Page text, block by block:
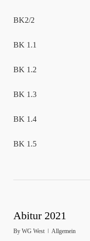
BK2/2
BK 1.1
BK 1.2
BK 1.3
BK 1.4
BK 1.5
Abitur 2021
By WG West Allgemein